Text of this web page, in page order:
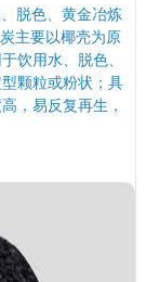
脱色、黄金冶炼
主要以椰壳为原
饮用水、脱色、
颗粒或粉状；具
，易反复再生，